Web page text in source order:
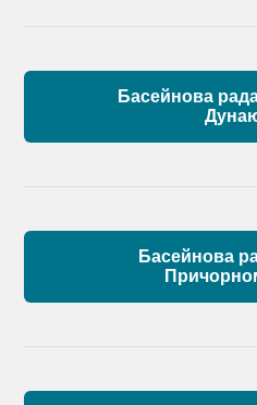
Басейнова
Склад Басейнової ради
Басейнова